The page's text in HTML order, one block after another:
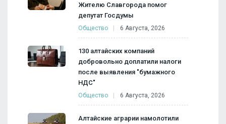
Жителю Славгорода помог
депутат Госдумы
Общество 6 Августа, 2026
130 алтайских компаний
добровольно доплатили налоги
после выявления "бумажного
НДС"
Общество 6 Августа, 2026
Алтайские аграрии намолотили